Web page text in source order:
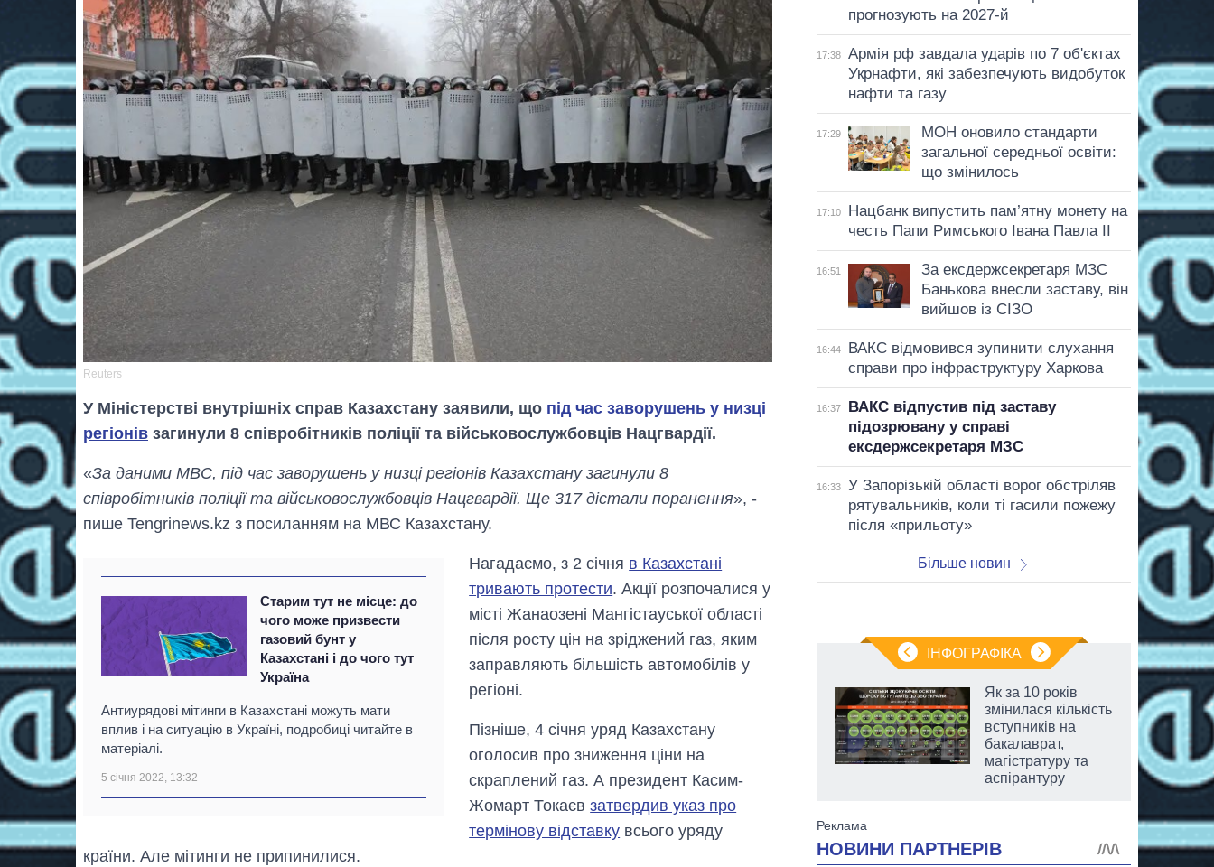
Reuters
У Міністерстві внутрішніх справ Казахстану заявили, що під час заворушень у низці
регіонів загинули 8 співробітників поліції та військовослужбовців Нацгвардії.
«За даними МВС, під час заворушень у низці регіонів Казахстану загинули 8
співробітників поліції та військовослужбовців Нацгвардії. Ще 317 дістали поранення», -
пише Tengrinews.kz з посиланням на МВС Казахстану.
Старим тут не місце: до
чого може призвести
газовий бунт у
Казахстані і до чого тут
Україна
Антиурядові мітинги в Казахстані можуть мати
вплив і на ситуацію в Україні, подробиці читайте в
матеріалі.
5 січня 2022, 13:32
Нагадаємо, з 2 січня в Казахстані
тривають протести. Акції розпочалися у
місті Жанаозені Мангістауської області
після росту цін на зріджений газ, яким
заправляють більшість автомобілів у
регіоні.
Пізніше, 4 січня уряд Казахстану
оголосив про зниження ціни на
скраплений газ. А президент Касим-
Жомарт Токаєвзатвердив указ про
термінову відставку всього уряду
країни. Але мітинги не припинилися.
прогнозують на 2027-й
17:38
Армія рф завдала ударів по 7 об'єктах
Укрнафти, які забезпечують видобуток
нафти та газу
17:29
МОН оновило стандарти
загальної середньої освіти:
що змінилось
17:10
Нацбанк випустить пам’ятну монету на
честь Папи Римського Івана Павла II
16:51
За ексдержсекретаря МЗС
Банькова внесли заставу, він
вийшов із СІЗО
16:44
ВАКС відмовився зупинити слухання
справи про інфраструктуру Харкова
16:37
ВАКС відпустив під заставу
підозрювану у справі
ексдержсекретаря МЗС
16:33
У Запорізькій області ворог обстріляв
рятувальників, коли ті гасили пожежу
після «прильоту»
Більше новин
ІНФОГРАФІКА
Україні до і під час
великої війни
Як за 10 років
змінилася кількість
вступників на
бакалаврат,
магістратуру та
аспірантуру